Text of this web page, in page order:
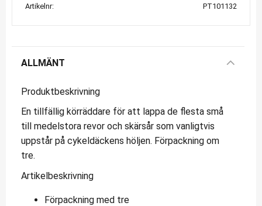
Artikelnr
PT101132
ALLMÄNT
Produktbeskrivning
En tillfällig körräddare för att lappa de flesta små
till medelstora revor och skärsår som vanligtvis
uppstår på cykeldäckens höljen. Förpackning om
tre.
Artikelbeskrivning
Förpackning med tre